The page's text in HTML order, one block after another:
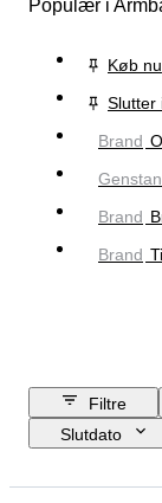
Populær i
Køb nu
Slutter
Brand
Brand
Brand
Filtre
Slutdato